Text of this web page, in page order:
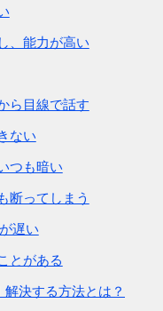
、能力が高い
ら目線で話す
ない
つも暗い
断ってしまう
遅い
とがある
決する方法とは？